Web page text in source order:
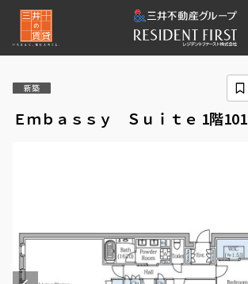
新築
Ｅｍｂａｓｓｙ Ｓｕｉｔｅ 1階101